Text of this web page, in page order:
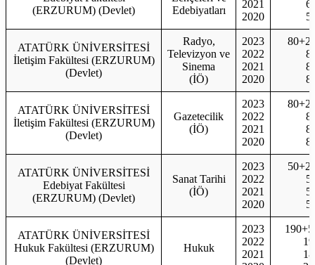
(ERZURUM) (Devlet)
Edebiyatları
2021
2020
ATATÜRK ÜNİVERSİTESİ
İletişim Fakültesi (ERZURUM)
(Devlet)
Radyo,
Televizyon ve
Sinema
(İÖ)
2023
2022
2021
2020
ATATÜRK ÜNİVERSİTESİ
İletişim Fakültesi (ERZURUM)
(Devlet)
Gazetecilik
(İÖ)
2023
2022
2021
2020
ATATÜRK ÜNİVERSİTESİ
Edebiyat Fakültesi
(ERZURUM) (Devlet)
Sanat Tarihi
(İÖ)
2023
2022
2021
2020
ATATÜRK ÜNİVERSİTESİ
Hukuk Fakültesi (ERZURUM)
(Devlet)
Hukuk
2023
2022
2021